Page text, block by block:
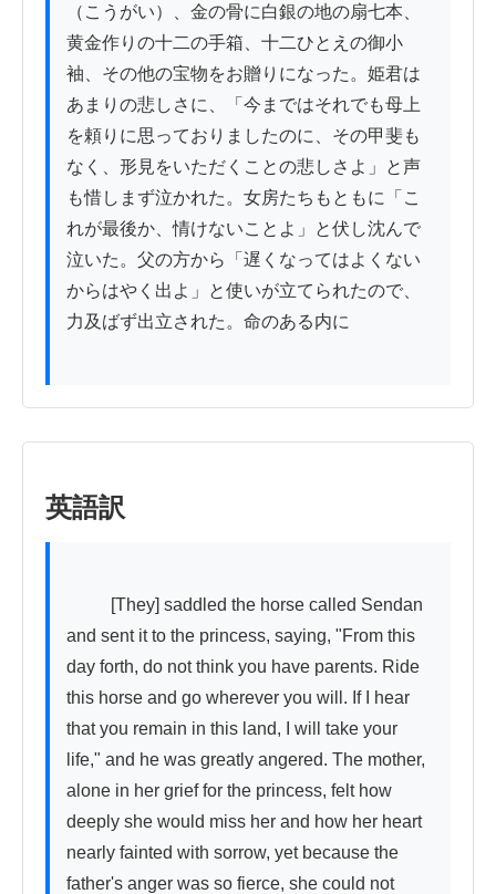
（こうがい）、金の骨に白銀の地の扇七本、
黄金作りの十二の手箱、十二ひとえの御小
袖、その他の宝物をお贈りになった。姫君は
あまりの悲しさに、「今まではそれでも母上
を頼りに思っておりましたのに、その甲斐も
なく、形見をいただくことの悲しさよ」と声
も惜しまず泣かれた。女房たちもともに「こ
れが最後か、情けないことよ」と伏し沈んで
泣いた。父の方から「遅くなってはよくない
からはやく出よ」と使いが立てられたので、
力及ばず出立された。命のある内に
英語訳
and sent it to the princess, saying, "From this
day forth, do not think you have parents. Ride
this horse and go wherever you will. If I hear
that you remain in this land, I will take your
life," and he was greatly angered. The mother,
alone in her grief for the princess, felt how
deeply she would miss her and how her heart
nearly fainted with sorrow, yet because the
father's anger was so fierce, she could not